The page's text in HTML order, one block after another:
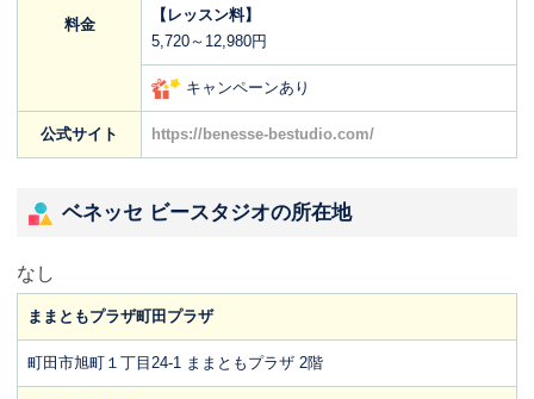
料金
【レッスン料】
5,720～12,980円
キャンペーンあり
公式サイト https://benesse-bestudio.com/
ベネッセ ビースタジオの所在地
なし
ままともプラザ町田プラザ
町田市旭町１丁目24-1 ままともプラザ 2階